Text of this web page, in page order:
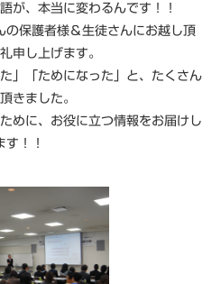
が、本当に変わるんです！！
の保護者様＆生徒さんにお越し頂
申し上げます。
」「ためになった」と、たくさん
きました。
めに、お役に立つ情報をお届けし
す！！